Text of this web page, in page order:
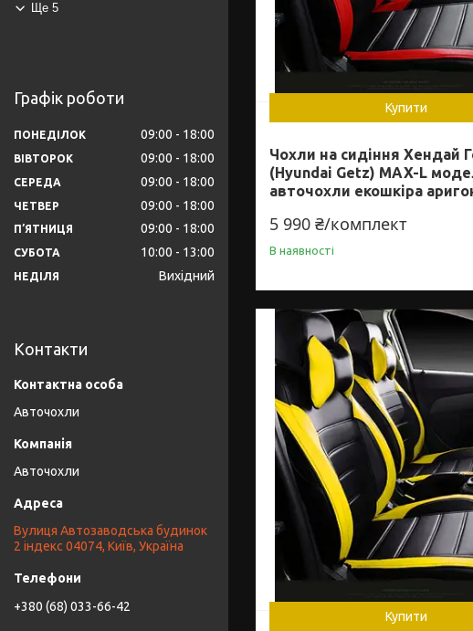
Купити
Чохли на сидіння Хендай
(Hyundai Getz) MAX-L
авточохли екошкіра
5 990 ₴/комплект
В наявності
Купити
Ще 5
Графік роботи
ПОНЕДІЛОК 09:00 18:00
ВІВТОРОК 09:00 18:00
СЕРЕДА 09:00 18:00
ЧЕТВЕР 09:00 18:00
ПʼЯТНИЦЯ 09:00 18:00
СУБОТА 10:00 13:00
НЕДІЛЯ Вихідний
Контакти
Авточохли
Авточохли
Вулиця Автозаводська будинок
2 індекс 04074, Київ, Україна
+380 (68) 033-66-42